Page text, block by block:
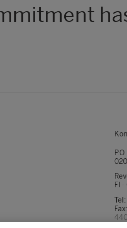
FI -
Tel:
Fax: